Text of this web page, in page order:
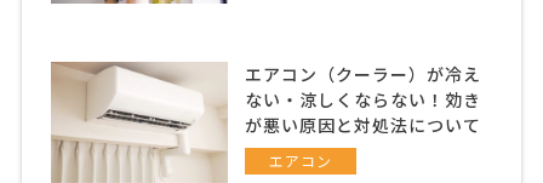
エアコン（クーラー）が冷え
ない・涼しくならない！効き
が悪い原因と対処法について
エアコン